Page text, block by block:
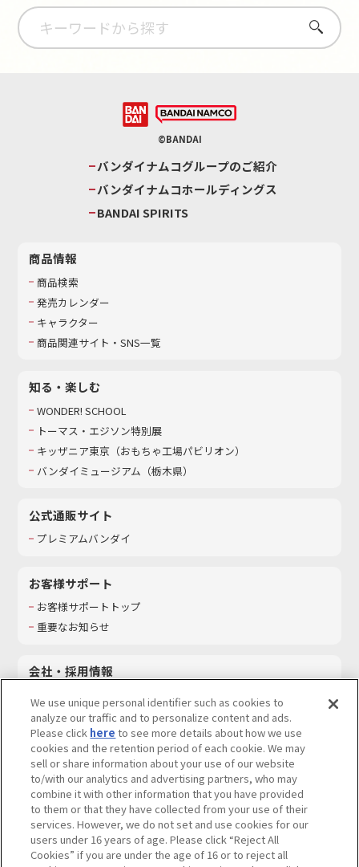
さがす
©BANDAI
バンダイナムコグループのご紹介
バンダイナムコホールディングス
BANDAI SPIRITS
商品情報
商品検索
発売カレンダー
キャラクター
商品関連サイト・SNS一覧
知る・楽しむ
WONDER! SCHOOL
トーマス・エジソン特別展
キッザニア東京（おもちゃ工場パビリオン）​
バンダイミュージアム（栃木県）
公式通販サイト
プレミアムバンダイ
お客様サポート
お客様サポートトップ
重要なお知らせ
会社・採用情報
採用情報
サステナビリティ
お問い合わせ
ウェブサイトご利用条件 ソーシャルメディアポリシー
個人情報及び特定個人情報等の取り扱いに関する保護方針
We use unique personal identifier such as cookies to
analyze our traffic and to personalize content and ads.
Please click here to see more details about how we use
cookies and the retention period of each cookie. We may
sell or share information about your use of our website
to/with our analytics and advertising partners, who may
combine it with other information that you have provided
to them or that they have collected from your use of their
services. However, we do not set and use cookies for our
users under 16 years of age. Please click “Reject All
Cookies” if you are under the age of 16 or to reject all